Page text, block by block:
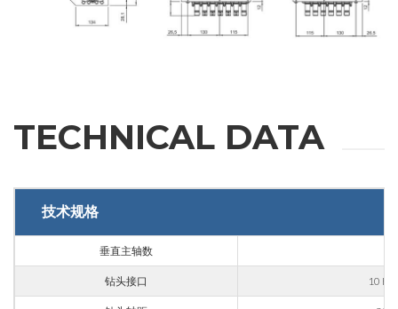
TECHNICAL DATA
技术规格
垂直主轴数
钻头接口 10